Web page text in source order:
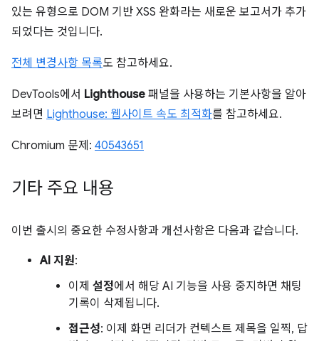
있는 유형으로 DOM 기반 XSS 완화라는 새로운 보고서가 추가
되었다는 것입니다.
전체 변경사항 목록도 참고하세요.
DevTools에서 Lighthouse 패널을 사용하는 기본사항을 알아
보려면 Lighthouse: 웹사이트 속도 최적화를 참고하세요.
Chromium 문제: 40543651
기타 주요 내용
이번 출시의 중요한 수정사항과 개선사항은 다음과 같습니다.
AI 지원:
이제 설정에서 해당 AI 기능을 사용 중지하면 채팅
기록이 삭제됩니다.
접근성: 이제 화면 리더가 컨텍스트 제목을 일찍, 답